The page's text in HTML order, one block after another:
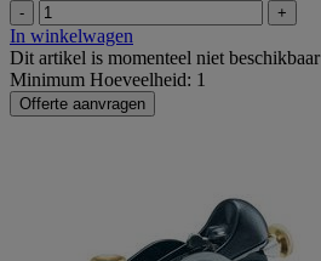
- +
In winkelwagen
Dit artikel is momenteel niet beschikbaar
Minimum Hoeveelheid: 1
Offerte aanvragen